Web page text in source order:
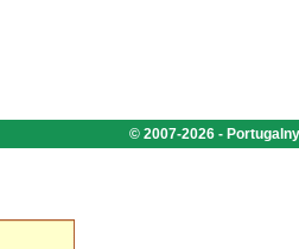
© 2007-2026 -